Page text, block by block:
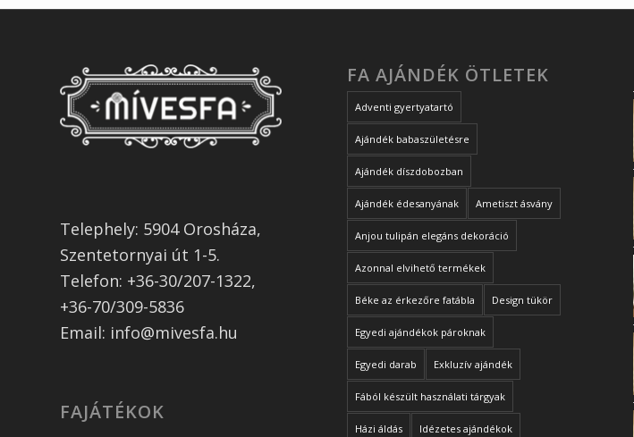
Telephely: 5904 Orosháza,
Szentetornyai út 1-5.
Telefon: +36-30/207-1322,
+36-70/309-5836
Email: info@mivesfa.hu
FAJÁTÉKOK
FA AJÁNDÉK ÖTLETEK
Adventi gyertyatartó
Ajándék babaszületésre
Ajándék díszdobozban
Ajándék édesanyának Ametiszt ásvány
Anjou tulipán elegáns dekoráció
Azonnal elvihető termékek
Béke az érkezőre fatábla Design tükör
Egyedi ajándékok pároknak
Egyedi darab Exkluzív ajándék
Fából készült használati tárgyak
Házi áldás Idézetes ajándékok